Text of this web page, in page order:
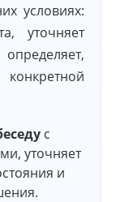
условиях:
уточняет
с
уточняет
и